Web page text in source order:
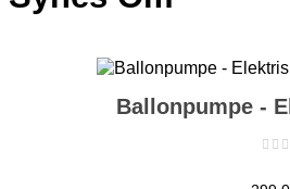
Ballonpumpe -